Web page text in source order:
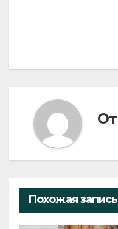
От
Похожая запись